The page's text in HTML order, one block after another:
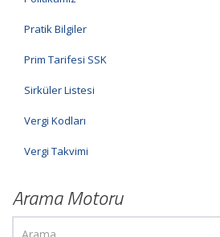
Pratik Bilgiler
Prim Tarifesi SSK
Sirküler Listesi
Vergi Kodları
Vergi Takvimi
Arama Motoru